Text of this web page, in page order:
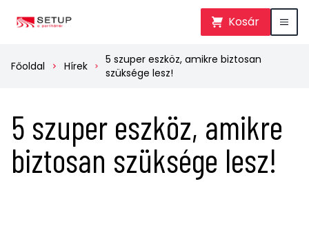
Kosár
Főoldal Hírek
5 szuper eszköz, amikre biztosan
szüksége lesz!
5 szuper eszköz, amikre
biztosan szüksége lesz!